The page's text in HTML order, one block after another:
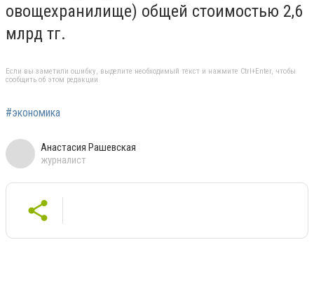
овощехранилище) общей стоимостью 2,6
млрд тг.
Если вы заметили ошибку, выделите необходимый текст и нажмите Ctrl+Enter, чтобы
сообщить об этом редакции
#экономика
Анастасия Рашевская
журналист